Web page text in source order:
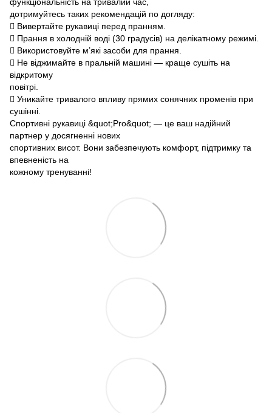
дотримуйтесь таких рекомендацій по догляду:
 Вивертайте рукавиці перед пранням.
 Прання в холодній воді (30 градусів) на делікатному режимі.
 Використовуйте м’які засоби для прання.
 Не віджимайте в пральній машині — краще сушіть на
відкритому
повітрі.
 Уникайте тривалого впливу прямих сонячних променів при
сушінні.
Спортивні рукавиці &quot;Pro&quot; — це ваш надійний
партнер у досягненні нових
спортивних висот. Вони забезпечують комфорт, підтримку та
впевненість на
кожному тренуванні!